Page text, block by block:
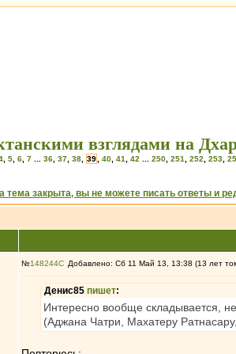
взглядами на
5 6 7 36 37 38 39 40 41 42 250 251 252 253
№148244 Добавлено: Сб 11 Май 13, 13:38 (13 лет
Денис85 пишет:
Интересно вообще складывается,
(Аджана Чатри, Махатеру